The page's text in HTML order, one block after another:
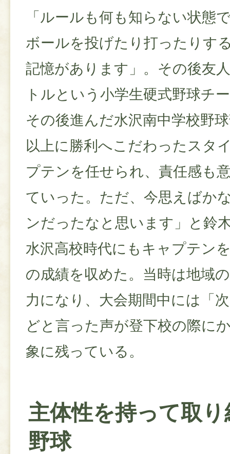
「ルールも何も知らない状態
ボールを投げたり打ったりす
記憶があります」。その後友
トルという小学生硬式野球チ
その後進んだ水沢南中学校野
以上に勝利へこだわったスタ
プテンを任せられ、責任感も
ていった。ただ、今思えばか
ンだったなと思います」と鈴
水沢高校時代にもキャプテン
の成績を収めた。当時は地域
力になり、大会期間中には「
どと言った声が登下校の際に
象に残っている。
主体性を持って取
野球